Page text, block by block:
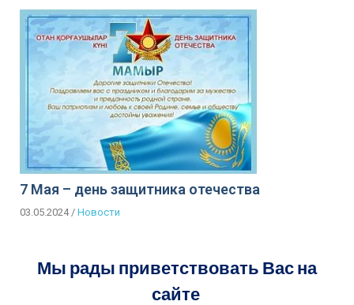
7 Мая – день защитника отечества
03.05.2024/ Новости
Мы рады приветствовать Вас на
сайте